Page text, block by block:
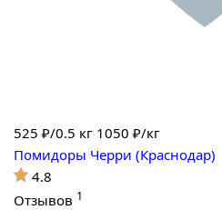
525 ₽/0.5 кг 1050 ₽/кг
Помидоры Черри (Краснодар)
4.8
Отзывов 1